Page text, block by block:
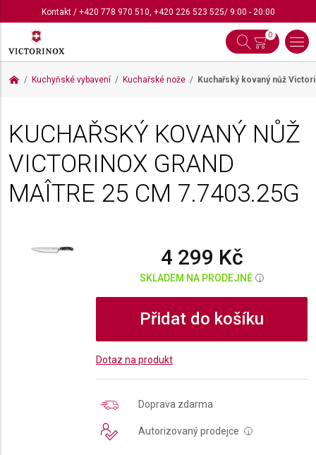
Kontakt/ +420 778 970 510, +420 226 523 525/ 9:00 - 20:00
0
Kuchyňské vybavení Kuchařské nože Kuchařský kovaný nůž
KUCHAŘSKÝ KOVANÝ NŮŽ
VICTORINOX GRAND
MAÎTRE 25 CM 7.7403.25G
4 299 Kč
SKLADEM NA PRODEJNĚ i
Přidat do košíku
Dotaz na produkt
Doprava zdarma
Autorizovaný prodejce i